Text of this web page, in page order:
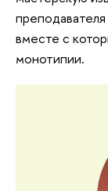
вместе с
монотипии.